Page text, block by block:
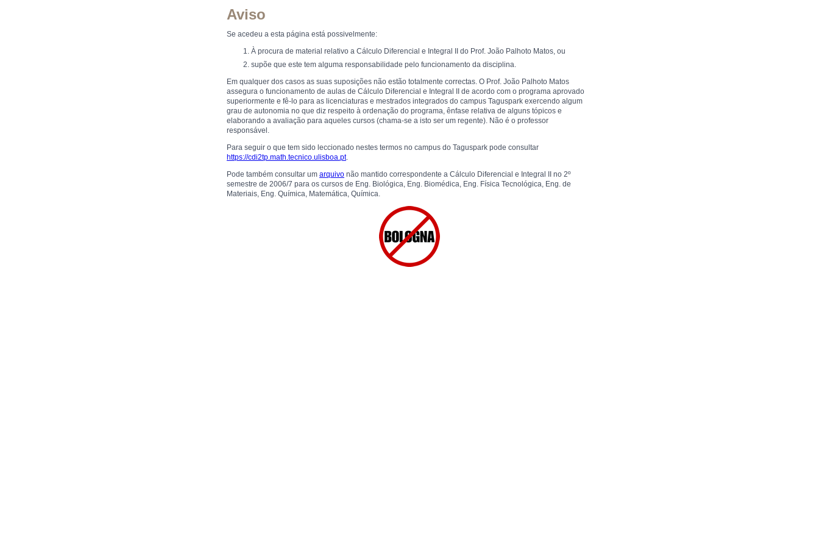
Aviso
Se acedeu a esta página está possivelmente:
À procura de material relativo a Cálculo Diferencial e Integral II do Prof. João Palhoto Matos, ou
supõe que este tem alguma responsabilidade pelo funcionamento da disciplina.
Em qualquer dos casos as suas suposições não estão totalmente correctas. O Prof. João Palhoto Matos
assegura o funcionamento de aulas de Cálculo Diferencial e Integral II de acordo com o programa aprovado
superiormente e fê-lo para as licenciaturas e mestrados integrados do campus Taguspark exercendo algum
grau de autonomia no que diz respeito à ordenação do programa, ênfase relativa de alguns tópicos e
elaborando a avaliação para aqueles cursos (chama-se a isto ser um regente). Não é o professor
responsável.
Para seguir o que tem sido leccionado nestes termos no campus do Taguspark pode consultar
https://cdi2tp.math.tecnico.ulisboa.pt.
Pode também consultar um arquivo não mantido correspondente a Cálculo Diferencial e Integral II no 2º
semestre de 2006/7 para os cursos de Eng. Biológica, Eng. Biomédica, Eng. Física Tecnológica, Eng. de
Materiais, Eng. Química, Matemática, Química.